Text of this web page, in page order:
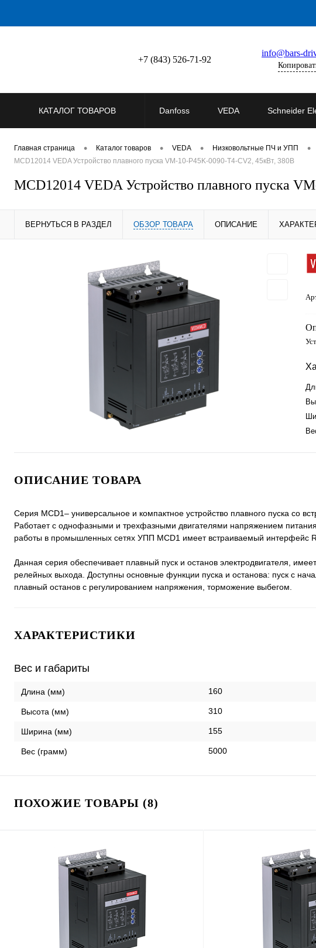
+7 (843) 526-71-92
info@bars-
КАТАЛОГ ТОВАРОВ Danfoss VEDA Schneider
Главная страница • Каталог товаров • VEDA • Низковольтные ПЧ и УПП •
MCD12014 VEDA Устройство плавного пуска VM-10-P45K-0090-T4-CV2, 45кВт, 380В
MCD12014 VEDA Устройство плавного пуска
ВЕРНУТЬСЯ В РАЗДЕЛ ОБЗОР ТОВАРА ОПИСАНИЕ
ОПИСАНИЕ ТОВАРА
Серия MCD1– универсальное и компактное устройство плавного пуска со
Работает с однофазными и трехфазными двигателями напряжением
работы в промышленных сетях УПП MCD1 имеет встраиваемый интерфейс
Данная серия обеспечивает плавный пуск и останов электродвигателя,
релейных выхода. Доступны основные функции пуска и останова: пуск с
плавный останов с регулированием напряжения, торможение выбегом.
ХАРАКТЕРИСТИКИ
Вес и габариты
Длина (мм) 160
Высота (мм) 310
Ширина (мм) 155
Вес (грамм) 5000
ПОХОЖИЕ ТОВАРЫ (8)